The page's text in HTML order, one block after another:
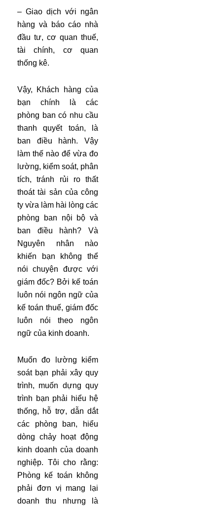
– Giao dịch với ngân
hàng và báo cáo nhà
đầu tư, cơ quan thuế,
tài chính, cơ quan
thống kê.
Vậy, Khách hàng của
bạn chính là các
phòng ban có nhu cầu
thanh quyết toán, là
ban điều hành. Vậy
làm thế nào để vừa đo
lường, kiểm soát, phân
tích, tránh rủi ro thất
thoát tài sản của công
ty vừa làm hài lòng các
phòng ban nội bộ và
ban điều hành? Và
Nguyên nhân nào
khiến bạn không thể
nói chuyện được với
giám đốc? Bởi kế toán
luôn nói ngôn ngữ của
kế toán thuế, giám đốc
luôn nói theo ngôn
ngữ của kinh doanh.
Muốn đo lường kiểm
soát bạn phải xây quy
trình, muốn dựng quy
trình bạn phải hiểu hệ
thống, hỗ trợ, dẫn dắt
các phòng ban, hiểu
dòng chảy hoạt động
kinh doanh của doanh
nghiệp. Tôi cho rằng:
Phòng kế toán không
phải đơn vị mang lại
doanh thu nhưng là